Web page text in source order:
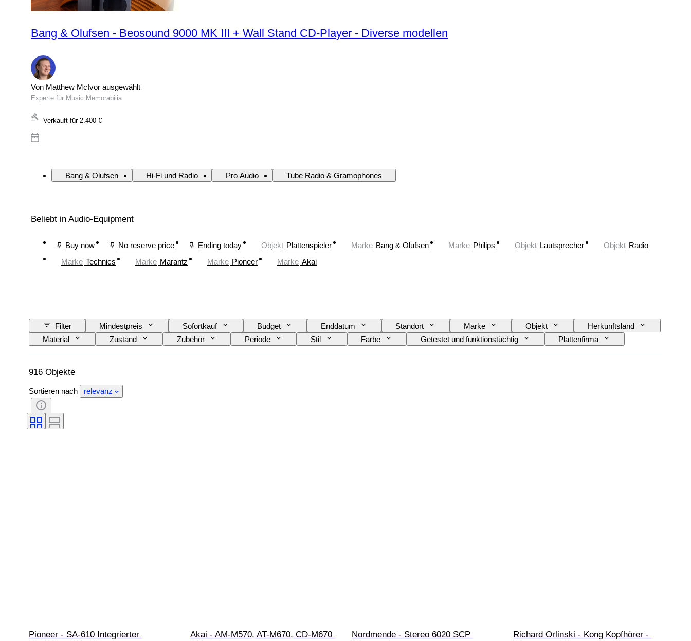
Bang & Olufsen - Beosound 9000 MK III + Wall Stand CD-Player - Diverse modellen
Von Matthew McIvor ausgewählt
Experte für Music Memorabilia
Verkauft für 2.400 €
Bang & Olufsen Hi-Fi und Radio Pro Audio Tube Radio & Gramophones
Beliebt in Audio-Equipment
Buy now No reserve price Ending today Objekt Plattenspieler Marke Bang & Olufsen Marke Philips Objekt Lautsprecher Objekt Radio
Marke Technics Marke Marantz Marke Pioneer Marke Akai
Filter Mindestpreis Sofortkauf Budget Enddatum Standort Marke Objekt
Herkunftsland
Material
Zustand Zubehör Periode Stil Farbe Getestet und funktionstüchtig
Plattenfirma
Epoche
Schöpfer
916 Objekte
Sortieren nach relevanz
Pioneer - SA-610 Integrierter
Akai - AM-M570, AT-M670, CD-M670
Nordmende - Stereo 6020 SCP
Richard Orlinski - Kong Kopfhörer -